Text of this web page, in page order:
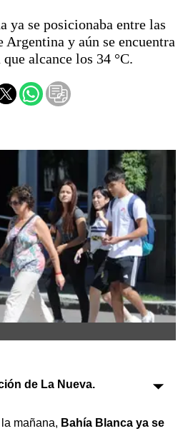
Escenario Olímpico
Liga del Sur
Básquetbol
Federal A
Con el campo
Espacio empresas
Sociedad
Tecnología
Turismo
Salud
Es viral
ya se posicionaba entre las
Argentina y aún se encuentra
alcance los 34 °C.
de La Nueva.
mañana, Bahía Blanca ya se